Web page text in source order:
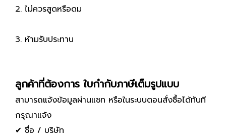
2. ไม่ควรสูดหรือดม
3. ห้ามรับประทาน
ลูกค้าที่ต้องการ ใบกำกับภาษีเต็มรูปแบบ
สามารถแจ้งข้อมูลผ่านแชท หรือในระบบตอนสั่งซื้อได้ทันที
กรุณาแจ้ง
✔ ชื่อ / บริษัท